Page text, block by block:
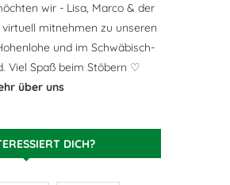
wir - Lisa, Marco & der
mitnehmen zu unseren
und im Schwäbisch-
Viel Spaß beim Stöbern ♡
über uns
DICH?